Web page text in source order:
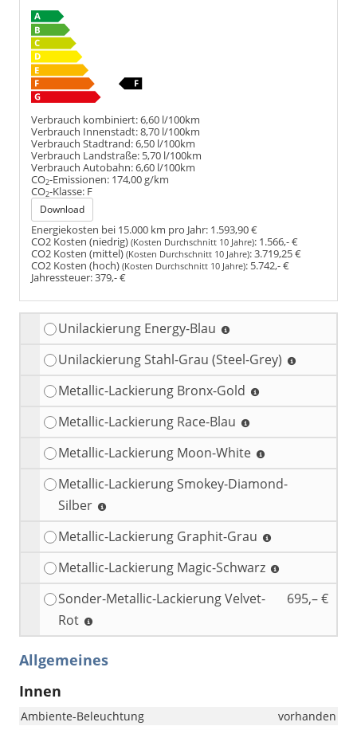
Verbrauch kombiniert:6,60 l/100km
Verbrauch Innenstadt:8,70 l/100km
Verbrauch Stadtrand:6,50 l/100km
Verbrauch Landstraße: 5,70 l/100km
Verbrauch Autobahn:6,60 l/100km
CO2-Emissionen: 174,00 g/km
CO2-Klasse: F
Download
Energiekosten bei 15.000 km pro Jahr: 1.593,90 €
CO2 Kosten (niedrig) (Kosten Durchschnitt 10 Jahre): 1.566,- €
CO2 Kosten (mittel) (Kosten Durchschnitt 10 Jahre):3.719,25 €
CO2 Kosten (hoch) (Kosten Durchschnitt 10 Jahre): 5.742,- €
Jahressteuer:379,- €
Unilackierung Energy-Blau
Unilackierung Stahl-Grau (Steel-Grey)
Metallic-Lackierung Bronx-Gold
Metallic-Lackierung Race-Blau
Metallic-Lackierung Moon-White
Metallic-Lackierung Smokey-Diamond-
Silber
Metallic-Lackierung Graphit-Grau
Metallic-Lackierung Magic-Schwarz
Sonder-Metallic-Lackierung Velvet-
Rot
695,– €
Allgemeines
Innen
Ambiente-Beleuchtung
vorhanden